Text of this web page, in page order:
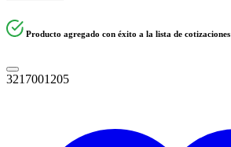
Producto agregado con éxito a la lista de cotizaciones
3217001205